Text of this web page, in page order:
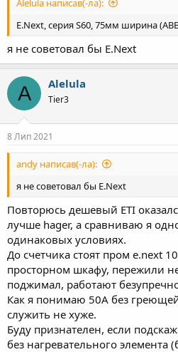
E.Next, серия S60, 75мм ширина
я не советовал бы E.Next
A Alelula
Tier3
8 Лип 2021
andy написав(-ла):
я не советовал бы E.Next
Повторюсь дешевый ETI
лучше hager, а сравниваю я
одинаковых условиях.
До счетчика стоят пром e.next
просторном шкафу, пережили
поджимал, работают
Как я понимаю 50А без
служить не хуже.
Буду признателен, если
без нагревательного элемента